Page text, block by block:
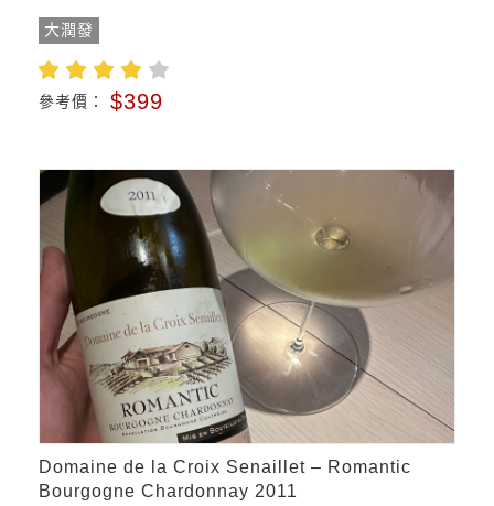
大潤發
參考價： $399
Domaine de la Croix Senaillet – Romantic
Bourgogne Chardonnay 2011